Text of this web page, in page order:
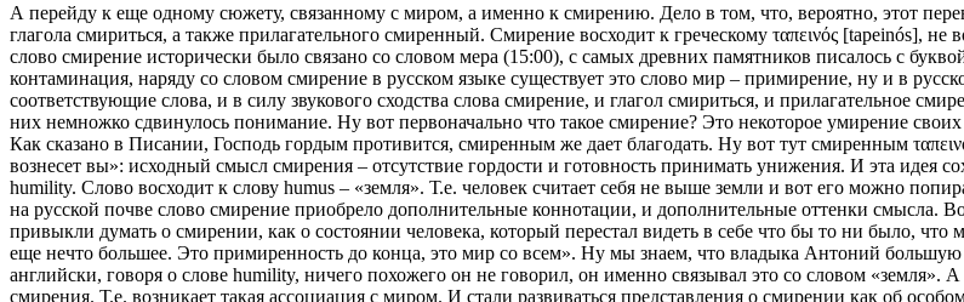
А перейду к еще одному сюжету, связанному с миром, а именно к смирению. Дело в том, что, вероятно, этот
глагола смириться, а также прилагательного смиренный. Смирение восходит к греческому ταπεινός [tapeinós], не
слово смирение исторически было связано со словом мера (15:00), с самых древних памятников писалось с
контаминация, наряду со словом смирение в русском языке существует это слово мир – примирение, ну и в
соответствующие слова, и в силу звукового сходства слова смирение, и глагол смириться, и прилагательное
них немножко сдвинулось понимание. Ну вот первоначально что такое смирение? Это некоторое умирение
Как сказано в Писании, Господь гордым противится, смиренным же дает благодать. Ну вот тут смиренным
вознесет вы»: исходный смысл смирения – отсутствие гордости и готовность принимать унижения. И эта идея
humility. Слово восходит к слову humus – «земля». Т.е. человек считает себя не выше земли и вот его можно
на русской почве слово смирение приобрело дополнительные коннотации, и дополнительные оттенки
привыкли думать о смирении, как о состоянии человека, который перестал видеть в себе что бы то ни было,
еще нечто большее. Это примиренность до конца, это мир со всем». Ну мы знаем, что владыка Антоний большую
английски, говоря о слове humility, ничего похожего он не говорил, он именно связывал это со словом «земля».
смирения. Т.е. возникает такая ассоциация с миром. И стали развиваться представления о смирении как об